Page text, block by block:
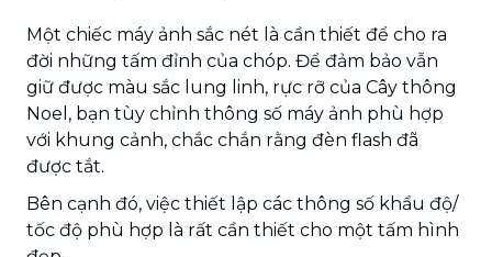
Một chiếc máy ảnh sắc nét là cần thiết để cho ra
đời những tấm đỉnh của chóp. Để đảm bảo vẫn
giữ được màu sắc lung linh, rực rỡ của Cây thông
Noel, bạn tùy chỉnh thông số máy ảnh phù hợp
với khung cảnh, chắc chắn rằng đèn flash đã
được tắt.
Bên cạnh đó, việc thiết lập các thông số khẩu độ/
tốc độ phù hợp là rất cần thiết cho một tấm hình